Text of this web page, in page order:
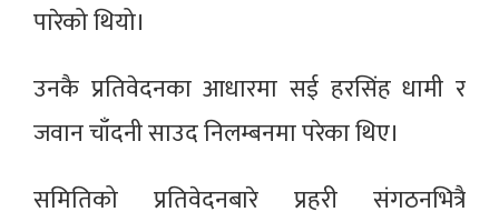
पारेको थियो।
उनकै प्रतिवेदनका आधारमा सई हरसिंह धामी र
जवान चाँदनी साउद निलम्बनमा परेका थिए।
समितिको प्रतिवेदनबारे प्रहरी संगठनभित्रै